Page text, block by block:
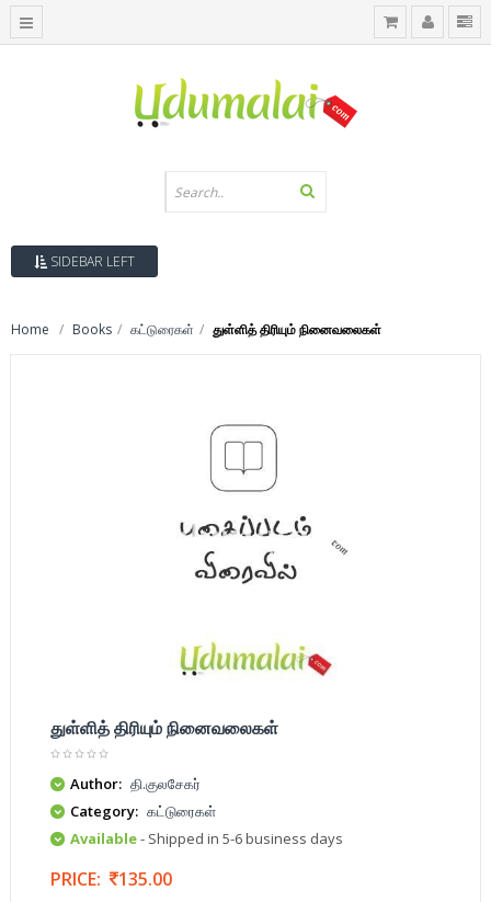
SIDEBAR LEFT
Home Books கட்டுரைகள் துள்ளித் திரியும் நினைவலைகள்
துள்ளித் திரியும் நினைவலைகள்
Author: தி.குலசேகர்
Category: கட்டுரைகள்
Available- Shipped in 5-6 business days
PRICE: 135.00